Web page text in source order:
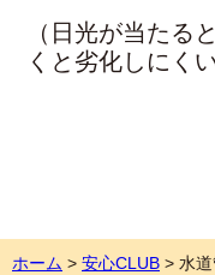
（日光が当たる
くと劣化しにく
ホーム > 安心CLUB > 水道